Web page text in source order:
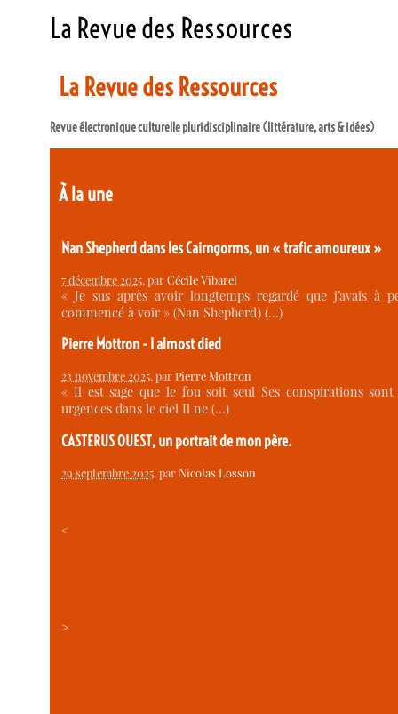
La Revue des Ressources
La Revue des Ressources
Revue électronique culturelle pluridisciplinaire (littérature, arts & idées)
À la une
Nan Shepherd dans les Cairngorms, un « trafic amoureux »
7 décembre 2025, parCécile Vibarel
« Je sus après avoir longtemps regardé que j’avais à
commencé à voir » (Nan Shepherd) (…)
Pierre Mottron - I almost died
23 novembre 2025, parPierre Mottron
« Il est sage que le fou soit seul Ses conspirations sont
urgences dans le ciel Il ne (…)
CASTERUS OUEST, un portrait de mon père.
29 septembre 2025, parNicolas Losson
<
>